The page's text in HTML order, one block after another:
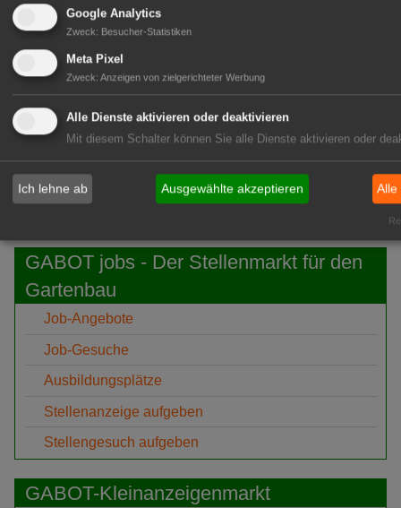
09:04
bdla: Städte kühler gestalten
08:08
TFZ: Spritzbares Mulchmaterial
entwickelt
07:01
Humintech: Mehr Ertragssicherheit im
Freilandtomatenanbau
GABOT-Newsletter hier kostenfrei abonnieren!
GABOT jobs - Der Stellenmarkt für den
Gartenbau
Job-Angebote
Job-Gesuche
Ausbildungsplätze
Stellenanzeige aufgeben
Stellengesuch aufgeben
GABOT-Kleinanzeigenmarkt
Google Analytics
Zweck: Besucher-Statistiken
Meta Pixel
Zweck: Anzeigen von zielgerichteter Werbung
Alle Dienste aktivieren oder deaktivieren
Mit diesem Schalter können Sie alle Dienste aktivieren oder
Ich lehne ab Ausgewählte akzeptieren Alle